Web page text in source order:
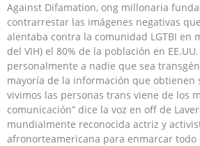
Against Difamation, ong millonaria
contrarrestar las imágenes negativas
alentaba contra la comunidad LGTBI en
del VIH) el 80% de la población en
personalmente a nadie que sea
mayoría de la información que obtienen
vivimos las personas trans viene de los
comunicación” dice la voz en off de
mundialmente reconocida actriz y
afronorteamericana para enmarcar todo